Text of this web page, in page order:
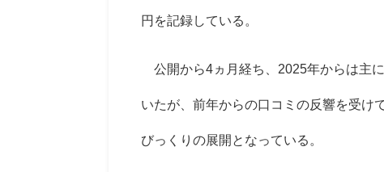
円を記録している。
公開から4ヵ月経ち、2025年からは主
いたが、前年からの口コミの反響を受け
びっくりの展開となっている。